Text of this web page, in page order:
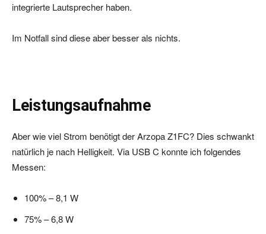
integrierte Lautsprecher haben.
Im Notfall sind diese aber besser als nichts.
Leistungsaufnahme
Aber wie viel Strom benötigt der Arzopa Z1FC? Dies schwankt
natürlich je nach Helligkeit. Via USB C konnte ich folgendes
Messen:
100% – 8,1 W
75% – 6,8 W